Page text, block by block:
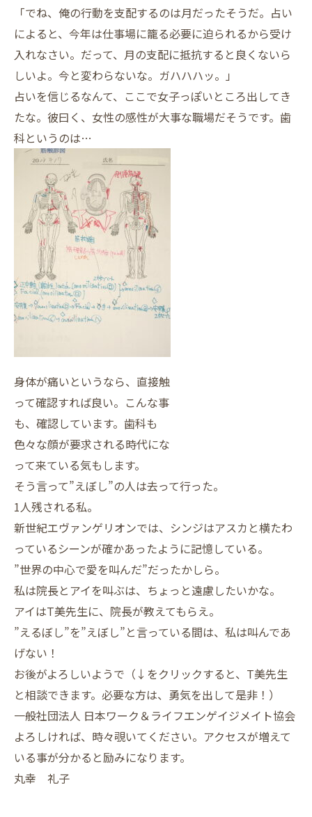
「でね、俺の行動を支配するのは月だったそうだ。占い
によると、今年は仕事場に籠る必要に迫られるから受け
入れなさい。だって、月の支配に抵抗すると良くないら
しいよ。今と変わらないな。ガハハハッ。」
占いを信じるなんて、ここで女子っぽいところ出してき
たな。彼曰く、女性の感性が大事な職場だそうです。歯
科というのは…
身体が痛いというなら、直接触
って確認すれば良い。こんな事
も、確認しています。歯科も
色々な顔が要求される時代にな
って来ている気もします。
そう言って”えぼし”の人は去って行った。
1人残される私。
新世紀エヴァンゲリオンでは、シンジはアスカと横たわ
っているシーンが確かあったように記憶している。
”世界の中心で愛を叫んだ”だったかしら。
私は院長とアイを叫ぶは、ちょっと遠慮したいかな。
アイはT美先生に、院長が教えてもらえ。
”えるぼし”を”えぼし”と言っている間は、私は叫んであ
げない！
お後がよろしいようで（↓をクリックすると、T美先生
と相談できます。必要な方は、勇気を出して是非！）
一般社団法人 日本ワーク＆ライフエンゲイジメイト協会
よろしければ、時々覗いてください。アクセスが増えて
いる事が分かると励みになります。
丸幸 礼子